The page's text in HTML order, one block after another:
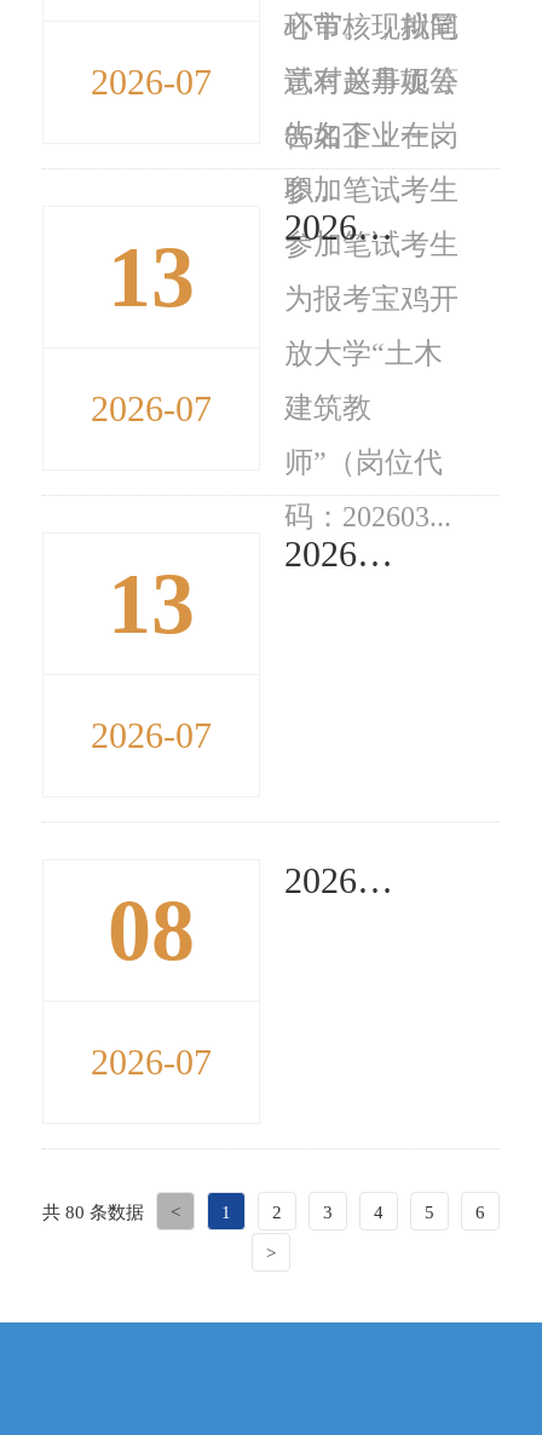
心审核，拟同
意对赵丹妮等
86名企业在岗
职...
环节。现就笔
试有关事项公
告如下：一、
参加笔试考生
参加笔试考生
为报考宝鸡开
放大学“土木
建筑教
师”（岗位代
码：202603...
2026-07
13
2026-07
2026年宝鸡高新区事业单位公开招聘工作人员拟聘用人员公示公告
13
2026-07
2026年宝鸡市金台区事业单位公开招聘递补拟聘用人员公示公告
08
2026-07
2026年宝鸡市太白县事业单位公开招聘工作人员拟聘用人员公示公告
共 80 条数据 < 1 2 3 4 5 6
>